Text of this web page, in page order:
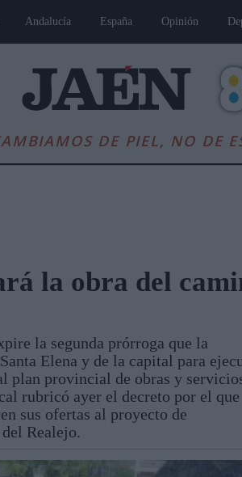
Andalucía España Opinión
DE PIEL, NO DE
la obra del
la segunda prórroga que la
Elena y de la capital para
plan provincial de obras y
rubricó ayer el decreto por el que
sus ofertas al proyecto de
Realejo.